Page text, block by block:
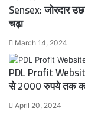
Sensex: जोरदार
चढ़ा
March 14, 2024
PDL Profit
से 2000 रुपये तक
April 20, 2024